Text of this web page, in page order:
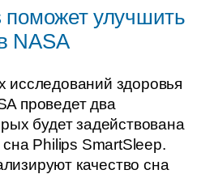
улучшить
NASA
исследований здоровья
проведет два
будет задействована
Philips SmartSleep.
качество сна